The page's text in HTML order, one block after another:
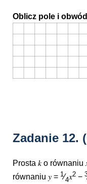
Oblicz pole i
Zadanie 12.
Prosta 𝑘 o równaniu
równaniu 𝑦 = 1⁄4𝑥2 −